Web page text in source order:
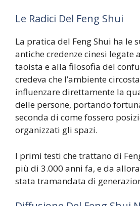
Le Radici Del Feng Shui
La pratica del Feng Shui ha le
antiche credenze cinesi legate
taoista e alla filosofia del
credeva che l’ambiente
influenzare direttamente la
delle persone, portando
seconda di come fossero
organizzati gli spazi.
I primi testi che trattano di
più di 3.000 anni fa, e da
stata tramandata di